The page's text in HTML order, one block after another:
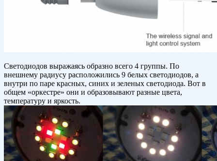
Светодиодов выражаясь образно всего 4 группы. По
внешнему радиусу расположились 9 белых светодиодов, а
внутри по паре красных, синих и зеленых светодиода. Вот в
общем «оркестре» они и образовывают разные цвета,
температуру и яркость.